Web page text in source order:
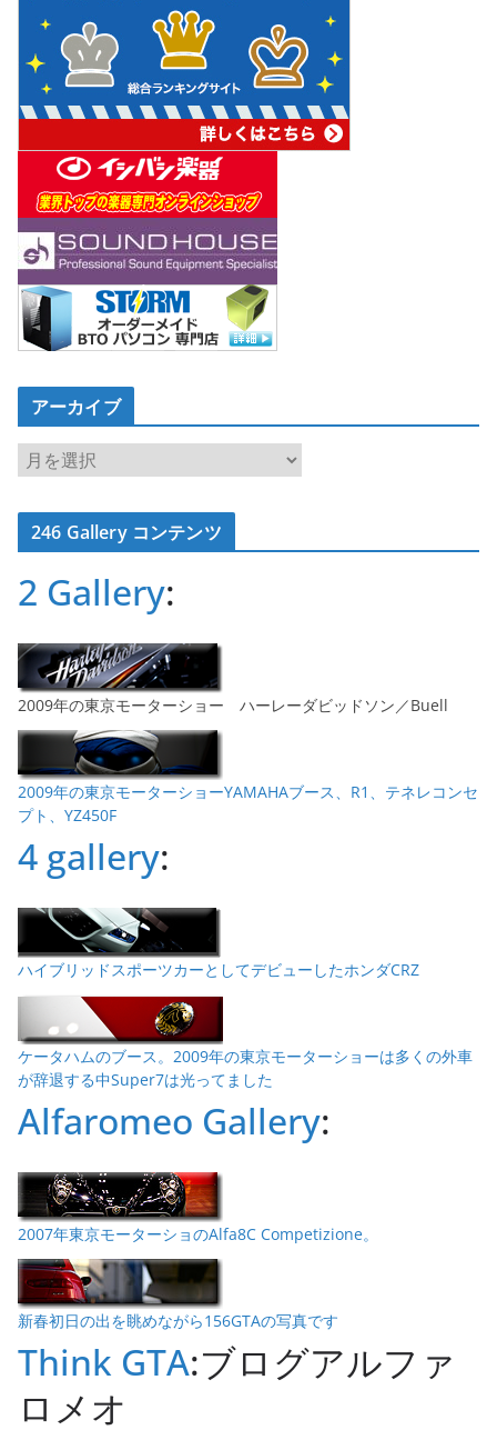
アーカイブ
ア
ー
カ
イ246 Gallery コンテンツ
2 Gallery:
2009年の東京モーターショー ハーレーダビッドソン／Buell
2009年の東京モーターショーYAMAHAブース、R1、テネレコンセ
プト、YZ450F
4 gallery:
ハイブリッドスポーツカーとしてデビューしたホンダCRZ
ケータハムのブース。2009年の東京モーターショーは多くの外車
が辞退する中Super7は光ってました
Alfaromeo Gallery:
2007年東京モーターショのAlfa8C Competizione。
新春初日の出を眺めながら156GTAの写真です
Think GTA:ブログアルファ
ロメオ